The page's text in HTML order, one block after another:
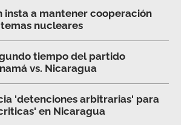
insta a mantener cooperación
temas nucleares
tiempo del partido
vs. Nicaragua
'detenciones arbitrarias' para
en Nicaragua